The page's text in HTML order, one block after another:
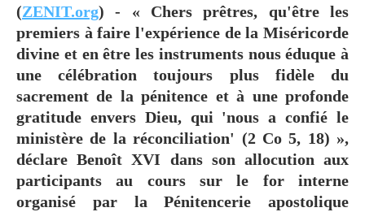
(ZENIT.org) - « Chers prêtres, qu'être les
premiers à faire l'expérience de la Miséricorde
divine et en être les instruments nous éduque à
une célébration toujours plus fidèle du
sacrement de la pénitence et à une profonde
gratitude envers Dieu, qui 'nous a confié le
ministère de la réconciliation' (2 Co 5, 18) »,
déclare Benoît XVI dans son allocution aux
participants au cours sur le for interne
organisé par la Pénitencerie apostolique